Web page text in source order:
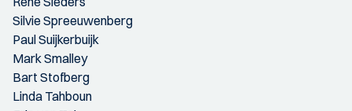
Silvie Spreeuwenberg
Paul Suijkerbuijk
Mark Smalley
Bart Stofberg
Linda Tahboun